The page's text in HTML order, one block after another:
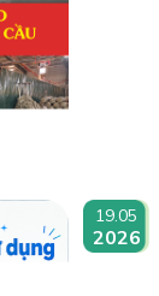
19.05
2026